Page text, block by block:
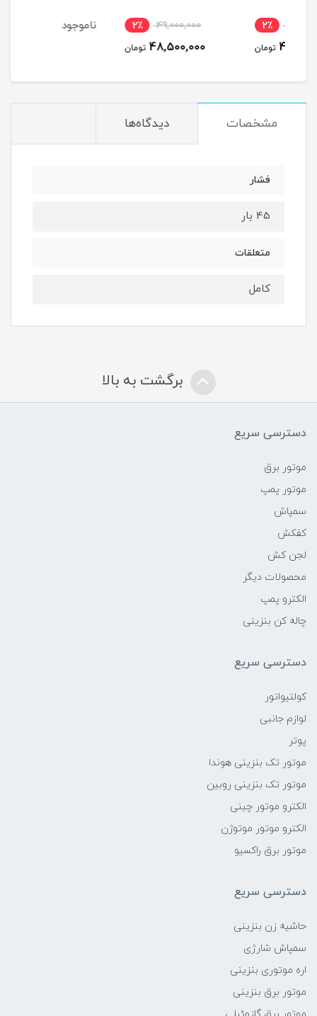
2٪
48,500,000 تومان
ناموجود
مشخصات دیدگاه‌ها
فشار
45 بار
متعلقات
کامل
برگشت به بالا
دسترسی سریع
موتور برق
موتور پمپ
سمپاش
کفکش
لجن کش
محصولات دیگر
الکترو پمپ
چاله کن بنزینی
دسترسی سریع
کولتیواتور
لوازم جانبی
پوتر
موتور تک بنزینی هوندا
موتور تک بنزینی روبین
الکترو موتور چینی
الکترو موتور موتوژن
موتور برق راکسیو
دسترسی سریع
حاشیه زن بنزینی
سمپاش شارژی
اره موتوری بنزینی
موتور برق بنزینی